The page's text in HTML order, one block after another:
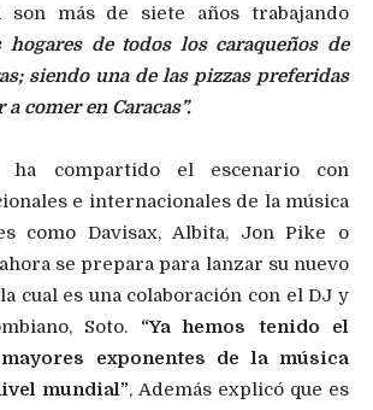
son más de siete años trabajando
hogares de todos los caraqueños de
siendo una de las pizzas preferidas
comer en Caracas”.
ha compartido el escenario con
e internacionales de la música
como Davisax, Albita, Jon Pike o
se prepara para lanzar su nuevo
cual es una colaboración con el DJ y
Soto. “Ya hemos tenido el
exponentes de la música
mundial”, Además explicó que es